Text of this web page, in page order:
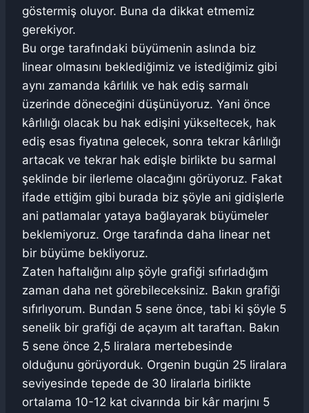
göstermiş oluyor. Buna da dikkat etmemiz
gerekiyor.
Bu orge tarafındaki büyümenin aslında biz
linear olmasını beklediğimiz ve istediğimiz gibi
aynı zamanda kârlılık ve hak ediş sarmalı
üzerinde döneceğini düşünüyoruz. Yani önce
kârlılığı olacak bu hak edişini yükseltecek, hak
ediş esas fiyatına gelecek, sonra tekrar kârlılığı
artacak ve tekrar hak edişle birlikte bu sarmal
şeklinde bir ilerleme olacağını görüyoruz. Fakat
ifade ettiğim gibi burada biz şöyle ani gidişlerle
ani patlamalar yataya bağlayarak büyümeler
beklemiyoruz. Orge tarafında daha linear net
bir büyüme bekliyoruz.
Zaten haftalığını alıp şöyle grafiği sıfırladığım
zaman daha net görebileceksiniz. Bakın grafiği
sıfırlıyorum. Bundan 5 sene önce, tabi ki şöyle 5
senelik bir grafiği de açayım alt taraftan. Bakın
5 sene önce 2,5 liralara mertebesinde
olduğunu görüyorduk. Orgenin bugün 25 liralara
seviyesinde tepede de 30 liralarla birlikte
ortalama 10-12 kat civarında bir kâr marjını 5